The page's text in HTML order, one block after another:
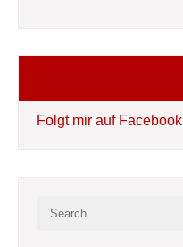
Folgt mir auf Facebook